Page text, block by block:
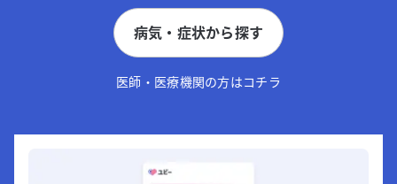
病気・症状から探す
医師・医療機関の方はコチラ